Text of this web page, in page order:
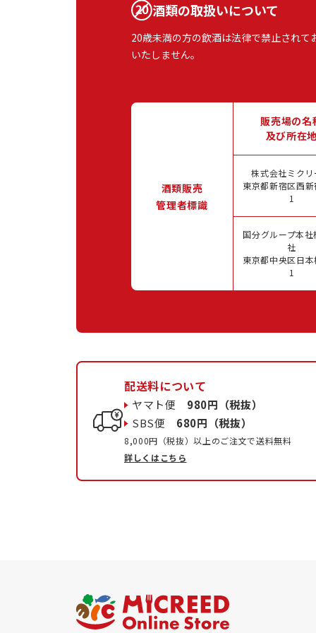
酒類の取扱いについて
20歳未満の方の飲酒は法律で禁止され
いたしません。
酒類販売
管理者標識
販売場の名
及び所在
株式会社ミクリ
東京都新宿区西
1
国分グループ本
社
東京都中央区日
1
配送料について
ヤマト便 980円（税抜）
SBS便 680円（税抜）
8,000円（税抜）以上のご注文で送料無料
詳しくはこちら